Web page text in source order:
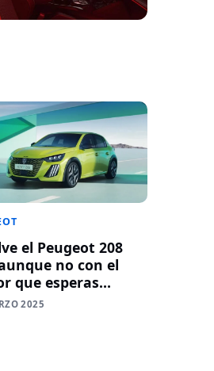
el Peugeot 208
no con el
que esperas…
2025